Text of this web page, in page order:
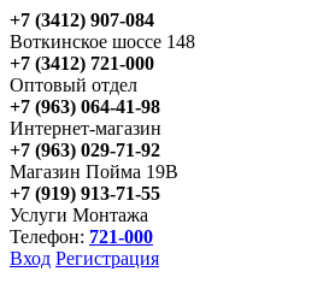
+7 (3412) 907-084
Воткинское шоссе 148
+7 (3412) 721-000
Оптовый отдел
+7 (963) 064-41-98
Интернет-магазин
+7 (963) 029-71-92
Магазин Пойма 19В
+7 (919) 913-71-55
Услуги Монтажа
Телефон: 721-000
Вход Регистрация